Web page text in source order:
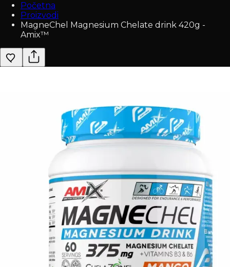
Početna
Proizvodi
MagneChel Magnesium Chelate drink 420g -
Amix™